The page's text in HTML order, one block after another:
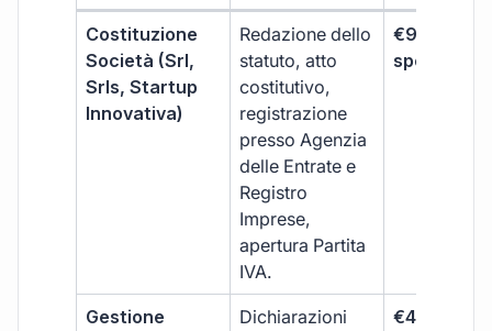
Costituzione
Società (Srl,
Srls, Startup
Innovativa)
Redazione dello
statuto, atto
costitutivo,
registrazione
presso Agenzia
delle Entrate e
Registro
Imprese,
apertura Partita
IVA.
€99 + IVA
spese
Gestione
Dichiarazioni
€499 +